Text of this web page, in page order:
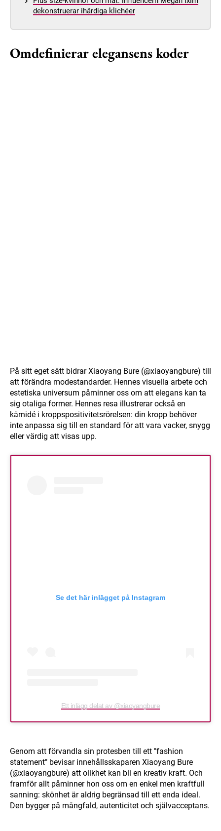
dekonstruerar ihärdiga klichéer
Omdefinierar elegansens koder
På sitt eget sätt bidrar Xiaoyang Bure (@xiaoyangbure) till
att förändra modestandarder. Hennes visuella arbete och
estetiska universum påminner oss om att elegans kan ta
sig otaliga former. Hennes resa illustrerar också en
kärnidé i kroppspositivitetsrörelsen: din kropp behöver
inte anpassa sig till en standard för att vara vacker, snygg
eller värdig att visas upp.
Se det här inlägget på Instagram
Ett inlägg delat av @xiaoyangbure
Genom att förvandla sin protesben till ett "fashion
statement" bevisar innehållsskaparen Xiaoyang Bure
(@xiaoyangbure) att olikhet kan bli en kreativ kraft. Och
framför allt påminner hon oss om en enkel men kraftfull
sanning: skönhet är aldrig begränsad till ett enda ideal.
Den bygger på mångfald, autenticitet och självacceptans.